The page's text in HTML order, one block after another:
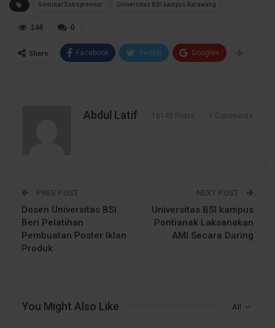
Seminar Entrepreneur Universitas BSI kampus Karawang
0
146
Share Facebook Twitter Google+
Abdul Latif 16143 Posts 1 Comments
PREV POST
Dosen Universitas BSI
Beri Pelatihan
Pembuatan Poster Iklan
Produk
NEXT POST
Universitas BSI kampus
Pontianak Laksanakan
AMI Secara Daring
All
You Might Also Like